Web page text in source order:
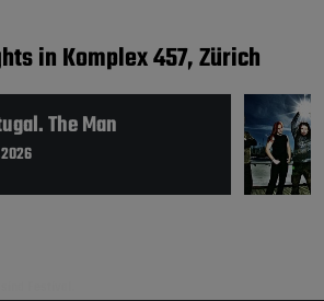
in Komplex 457, Zürich
The Man